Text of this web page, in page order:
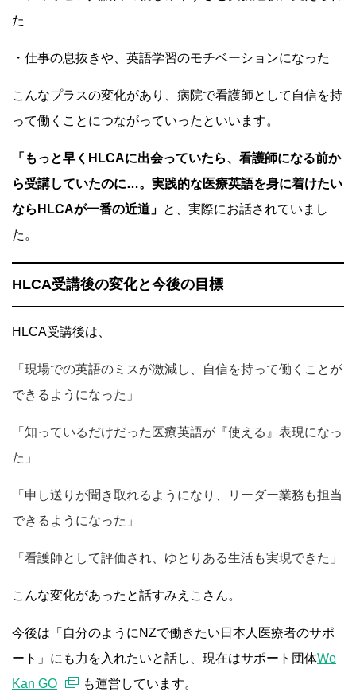
た
・仕事の息抜きや、英語学習のモチベーションになった
こんなプラスの変化があり、病院で看護師として自信を持
って働くことにつながっていったといいます。
「もっと早くHLCAに出会っていたら、看護師になる前か
ら受講していたのに…。実践的な医療英語を身に着けたい
ならHLCAが一番の近道 」 と、実際にお話されていまし
た。
HLCA受講後の変化と今後の目標
HLCA受講後は、
「現場での英語のミスが激減し、自信を持って働くことが
できるようになった」
「知っているだけだった医療英語が『使える』表現になっ
た」
「申し送りが聞き取れるようになり、リーダー業務も担当
できるようになった」
「看護師として評価され、ゆとりある生活も実現できた」
こんな変化があったと話すみえこさん。
今後は「自分のようにNZで働きたい日本人医療者のサポ
ート」にも力を入れたいと話し、 現在はサポート団体We
Kan GO
も運営 しています。